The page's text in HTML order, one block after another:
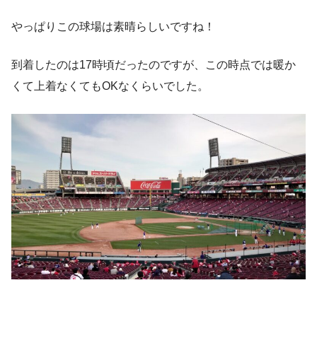
やっぱりこの球場は素晴らしいですね！
到着したのは17時頃だったのですが、この時点では暖か
くて上着なくてもOKなくらいでした。